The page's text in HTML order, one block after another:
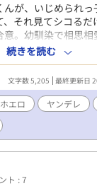
が、いじめられ
それ見てシコるだ
。幼馴染で相思相
ーメインです。挿入
ンデレ同士のSM
薄めかも。 攻め…
クニハルのことが
ル/ドＭでいじめら
。ストーカー気質
とオタクの暴力性
初めは同人誌版に
のリンクから、
る方はそちらから
続きを読む
文字数 5,205 最終更新日
エロ ヤンデレ
ト : 7